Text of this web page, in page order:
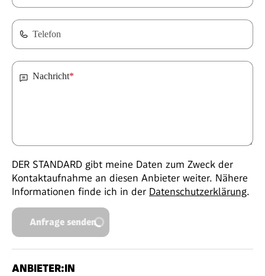
Telefon
Nachricht*
DER STANDARD gibt meine Daten zum Zweck der
Kontaktaufnahme an diesen Anbieter weiter. Nähere
Informationen finde ich in der Datenschutzerklärung.
Anfrage senden
ANBIETER:IN